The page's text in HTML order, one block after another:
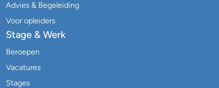
Advies & Begeleiding
Voor opleiders
Stage & Werk
Beroepen
Vacatures
Stages